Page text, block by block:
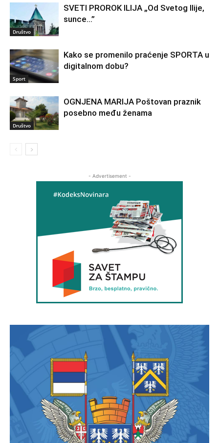
Društvo
SVETI PROROK ILIJA „Od Svetog Ilije,
sunce…”
Sport
Kako se promenilo praćenje SPORTA u
digitalnom dobu?
Društvo
OGNJENA MARIJA Poštovan praznik
posebno među ženama
- Advertisement -